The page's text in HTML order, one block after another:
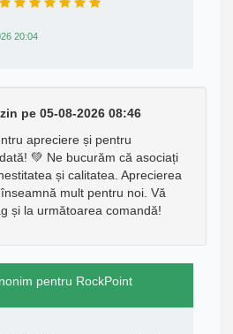
20:04
pe 05-08-2026 08:46
apreciere și pentru
💚 Ne bucurăm că asociați
și calitatea. Aprecierea
mult pentru noi. Vă
și la următoarea comandă!
pentru RockPoint